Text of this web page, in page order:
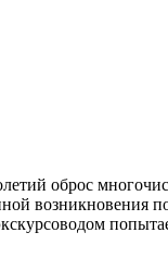
оброс
возникновения